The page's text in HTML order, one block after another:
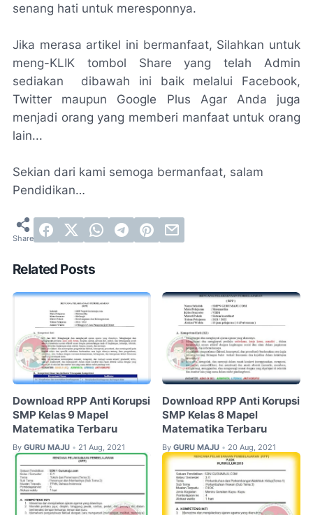
senang hati untuk meresponnya.
Jika merasa artikel ini bermanfaat, Silahkan untuk
meng-KLIK tombol Share yang telah Admin
sediakan dibawah ini baik melalui Facebook,
Twitter maupun Google Plus Agar Anda juga
menjadi orang yang memberi manfaat untuk orang
lain...
Sekian dari kami semoga bermanfaat, salam
Pendidikan…
Related Posts
Download RPP Anti Korupsi
SMP Kelas 9 Mapel
Matematika Terbaru
By GURU MAJU • 21 Aug, 2021
Download RPP Anti Korupsi
SMP Kelas 8 Mapel
Matematika Terbaru
By GURU MAJU • 20 Aug, 2021